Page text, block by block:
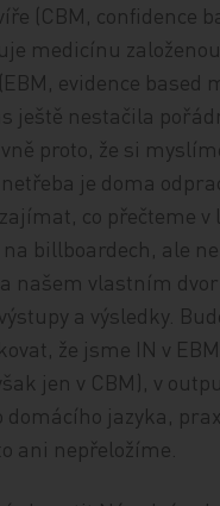
(CBM, confidence
medicínu
evidence based
ještě nestačila
proto, že si
je doma
co přečteme v
billboardech, ale
našem vlastním
a výsledky.
že jsme IN v
jen v CBM), v
domácího jazyka,
ani nepřeložíme.